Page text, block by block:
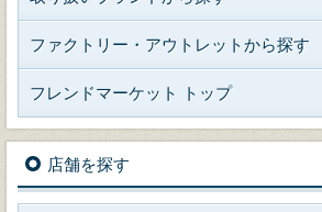
ファクトリー・アウトレットから探す
フレンドマーケット トップ
店舗を探す